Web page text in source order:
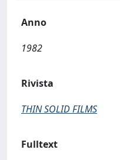
Anno
1982
Rivista
THIN SOLID FILMS
Fulltext